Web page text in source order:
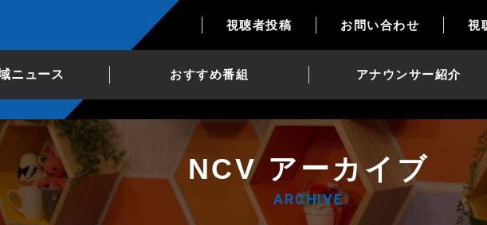
視聴者投稿 お問い合わせ 視
ニュース おすすめ番組 アナウンサー紹介
NCV アーカイブ
ARCHIVE